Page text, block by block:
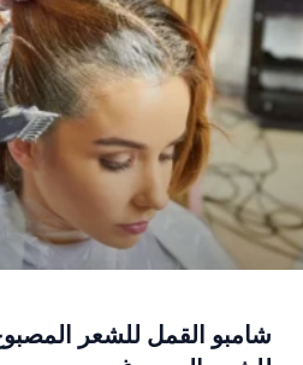
شامبو القمل للشعر